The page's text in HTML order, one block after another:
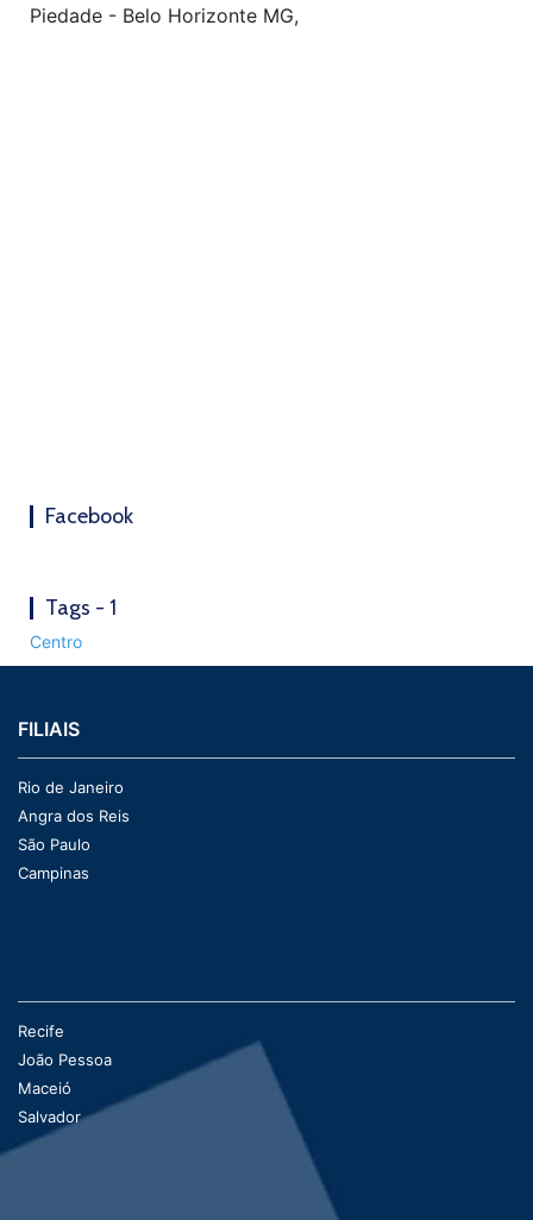
Piedade - Belo Horizonte MG,
Facebook
Tags - 1
Centro
FILIAIS
Rio de Janeiro
Angra dos Reis
São Paulo
Campinas
Recife
João Pessoa
Maceió
Salvador